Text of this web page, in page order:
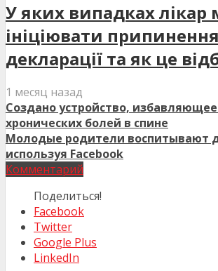
У яких випадках лікар
ініціювати припинення
декларації та як це
1 месяц назад
Создано устройство,
хронических болей в спине
Молодые родители воспитывают
используя Facebook
Комментарий
Поделиться!
Facebook
Twitter
Google Plus
LinkedIn